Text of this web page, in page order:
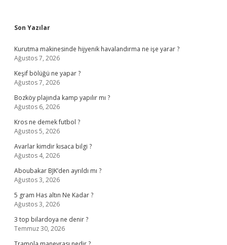
Sidebar
Son Yazılar
Kurutma makinesinde hijyenik havalandırma ne işe yarar ?
Ağustos 7, 2026
Keşif bölüğü ne yapar ?
Ağustos 7, 2026
Bozköy plajında kamp yapılır mı ?
Ağustos 6, 2026
Kros ne demek futbol ?
Ağustos 5, 2026
Avarlar kimdir kısaca bilgi ?
Ağustos 4, 2026
Aboubakar BJK’den ayrıldı mı ?
Ağustos 3, 2026
5 gram Has altın Ne Kadar ?
Ağustos 3, 2026
3 top bilardoya ne denir ?
Temmuz 30, 2026